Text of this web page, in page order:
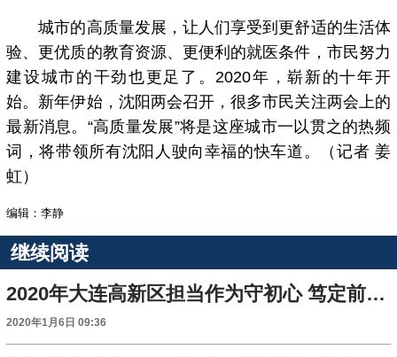
城市的高质量发展，让人们享受到更舒适的生活体
验、更优质的教育资源、更便利的就医条件，市民努力
建设城市的干劲也更足了。2020年，崭新的十年开
始。新年伊始，沈阳两会召开，很多市民关注两会上的
最新消息。“高质量发展”将是这座城市一以贯之的热频
词，将带领所有沈阳人驶向幸福的快车道。（记者 姜
虹）
编辑：李静
继续阅读
2020年大连高新区担当作为守初心 笃定前行再创佳绩
2020年1月6日 09:36